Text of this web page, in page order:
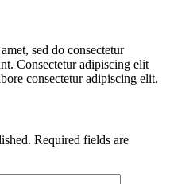
sed do consectetur
Consectetur adipiscing elit
consectetur adipiscing elit.
Required fields are